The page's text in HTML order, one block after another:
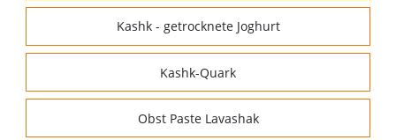
Kashk - getrocknete Joghurt
Kashk-Quark
Obst Paste Lavashak